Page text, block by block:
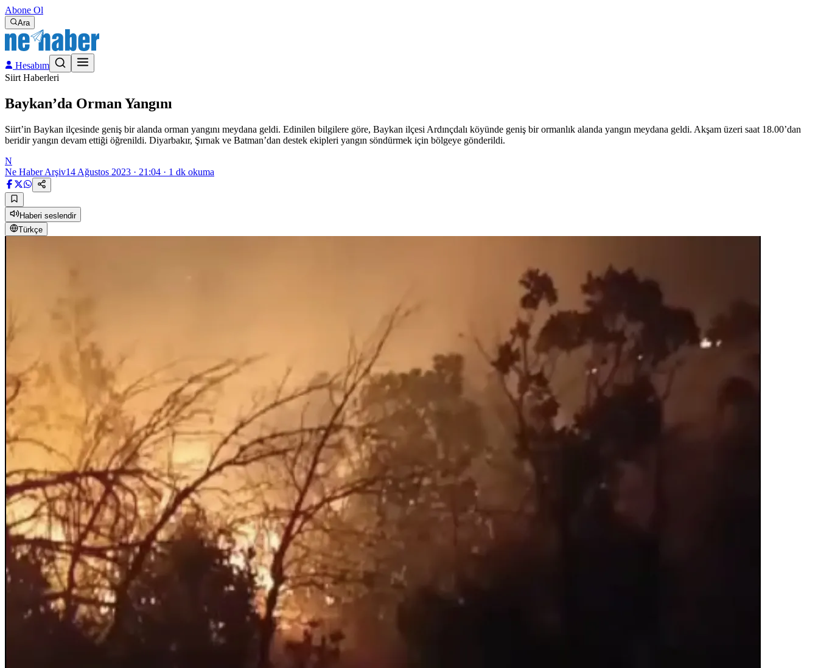
Abone Ol
Ara
Hesabım
Siirt Haberleri
Baykan’da Orman Yangını
Siirt’in Baykan ilçesinde geniş bir alanda orman yangını meydana geldi. Edinilen bilgilere göre, Baykan ilçesi Ardınçdalı köyünde geniş bir ormanlık alanda yangın meydana geldi. Akşam üzeri saat 18.00’dan
beridir yangın devam ettiği öğrenildi. Diyarbakır, Şırnak ve Batman’dan destek ekipleri yangın söndürmek için bölgeye gönderildi.
N
Ne Haber Arşiv14 Ağustos 2023 · 21:04 · 1 dk okuma
Haberi seslendir
Türkçe